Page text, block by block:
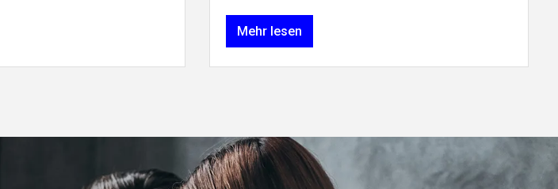
Mehr lesen